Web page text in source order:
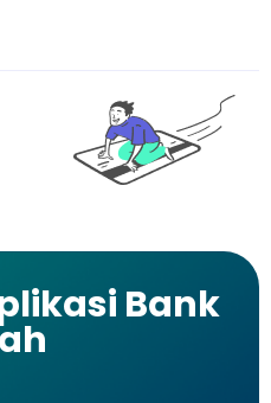
Bank